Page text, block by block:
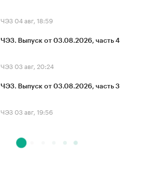
ЧЭЗ 04 авг, 18:59
ЧЭЗ. Выпуск от 03.08.2026, часть 4
ЧЭЗ 03 авг, 20:24
ЧЭЗ. Выпуск от 03.08.2026, часть 3
ЧЭЗ 03 авг, 19:56